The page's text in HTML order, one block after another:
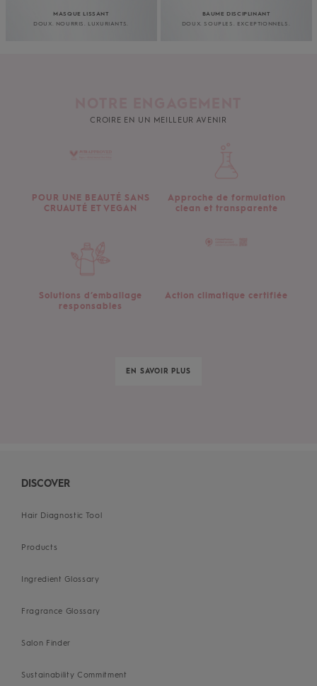
MASQUE LISSANT
DOUX. NOURRIS. LUXURIANTS.
BAUME DISCIPLINANT
DOUX. SOUPLES. EXCEPTIONNELS.
CROIRE EN UN MEILLEUR AVENIR
EN SAVOIR PLUS
POUR UNE BEAUTÉ SANS
CRUAUTÉ ET VEGAN
Approche de formulation
clean et transparente
Solutions d’emballage
responsables
Action climatique certifiée
DISCOVER
Hair Diagnostic Tool
Products
Ingredient Glossary
Fragrance Glossary
Salon Finder
Sustainability Commitment